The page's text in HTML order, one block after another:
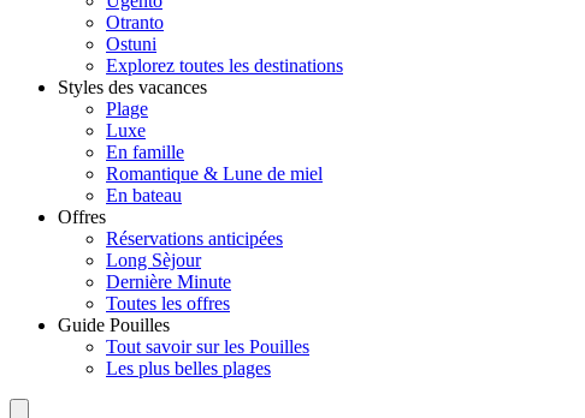
Otranto
Ostuni
Explorez toutes les destinations
Styles des vacances
Plage
Luxe
En famille
Romantique & Lune de miel
En bateau
Offres
Réservations anticipées
Long Sèjour
Dernière Minute
Toutes les offres
Guide Pouilles
Tout savoir sur les Pouilles
Les plus belles plages